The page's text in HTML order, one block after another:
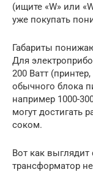
(ищите «W» или
уже покупать
Габариты
Для
200 Ватт
обычного блока
например 1000-
могут достигать
соком.
Вот как
трансформатор